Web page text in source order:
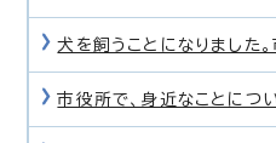
犬を飼うことになりました
市役所で、身近なことにつ